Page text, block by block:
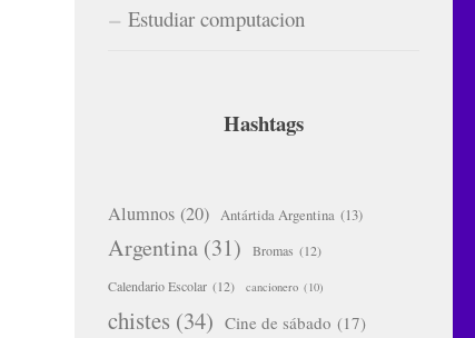
Estudiar computacion
Hashtags
Alumnos (20) Antártida Argentina (13)
Argentina (31) Bromas (12)
Calendario Escolar (12) cancionero (10)
chistes (34) Cine de sábado (17)